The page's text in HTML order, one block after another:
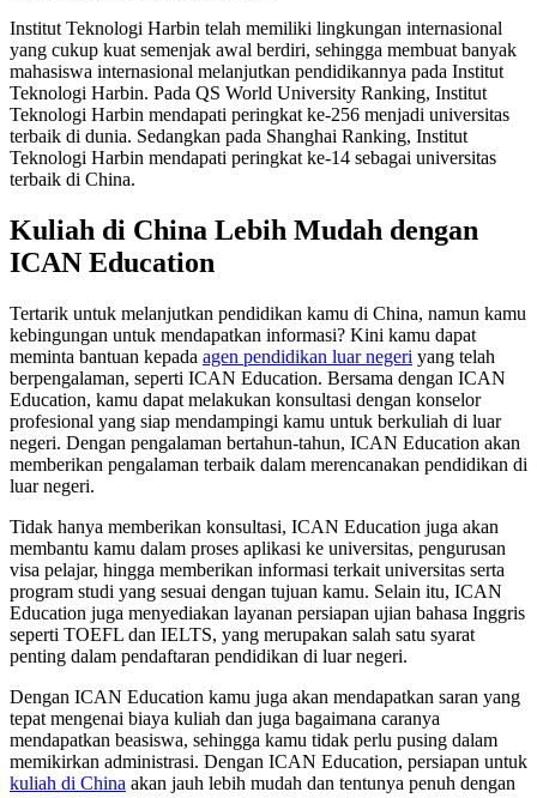
Institut Teknologi Harbin telah memiliki lingkungan internasional
yang cukup kuat semenjak awal berdiri, sehingga membuat banyak
mahasiswa internasional melanjutkan pendidikannya pada Institut
Teknologi Harbin. Pada QS World University Ranking, Institut
Teknologi Harbin mendapati peringkat ke-256 menjadi universitas
terbaik di dunia. Sedangkan pada Shanghai Ranking, Institut
Teknologi Harbin mendapati peringkat ke-14 sebagai universitas
terbaik di China.
Kuliah di China Lebih Mudah dengan
ICAN Education
Tertarik untuk melanjutkan pendidikan kamu di China, namun kamu
kebingungan untuk mendapatkan informasi? Kini kamu dapat
meminta bantuan kepada agen pendidikan luar negeri yang telah
berpengalaman, seperti ICAN Education. Bersama dengan ICAN
Education, kamu dapat melakukan konsultasi dengan konselor
profesional yang siap mendampingi kamu untuk berkuliah di luar
negeri. Dengan pengalaman bertahun-tahun, ICAN Education akan
memberikan pengalaman terbaik dalam merencanakan pendidikan di
luar negeri.
Tidak hanya memberikan konsultasi, ICAN Education juga akan
membantu kamu dalam proses aplikasi ke universitas, pengurusan
visa pelajar, hingga memberikan informasi terkait universitas serta
program studi yang sesuai dengan tujuan kamu. Selain itu, ICAN
Education juga menyediakan layanan persiapan ujian bahasa Inggris
seperti TOEFL dan IELTS, yang merupakan salah satu syarat
penting dalam pendaftaran pendidikan di luar negeri.
Dengan ICAN Education kamu juga akan mendapatkan saran yang
tepat mengenai biaya kuliah dan juga bagaimana caranya
mendapatkan beasiswa, sehingga kamu tidak perlu pusing dalam
memikirkan administrasi. Dengan ICAN Education, persiapan untuk
kuliah di China akan jauh lebih mudah dan tentunya penuh dengan